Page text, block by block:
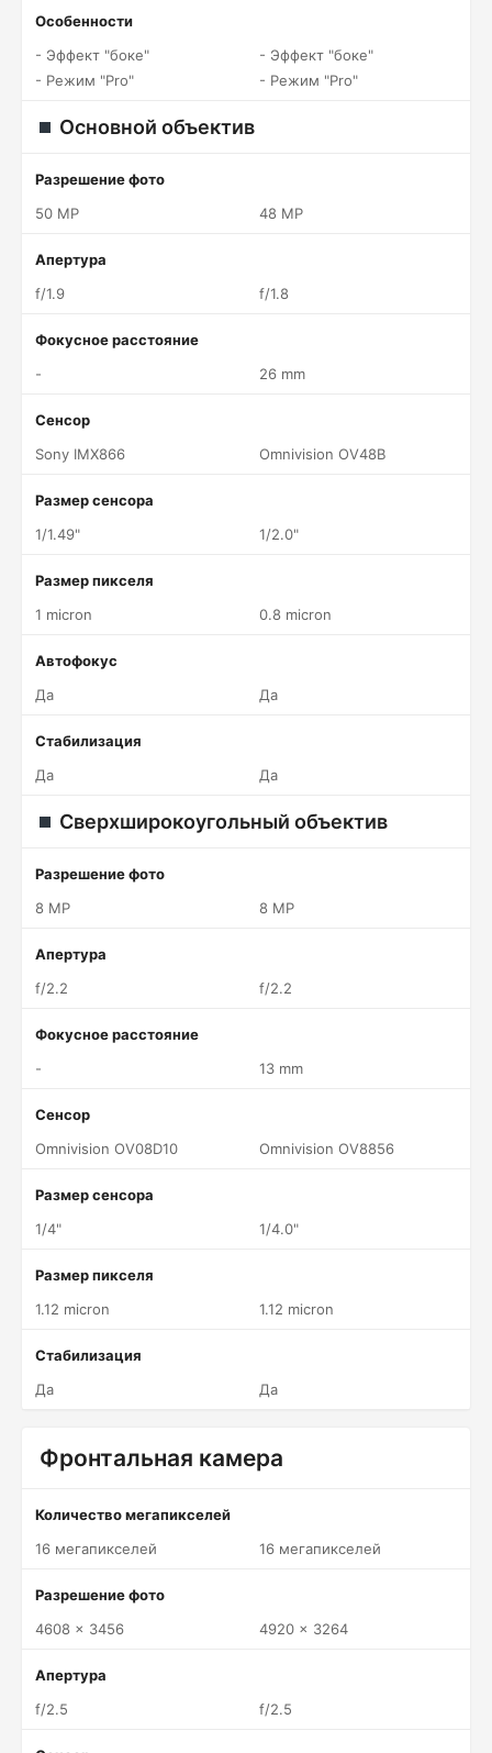
Особенности
- Эффект "боке"
- Режим "Pro"
- Эффект "боке"
- Режим "Pro"
Основной объектив
Разрешение фото
50 MP
48 MP
Апертура
f/1.9
f/1.8
Фокусное расстояние
-
26 mm
Сенсор
Sony IMX866
Omnivision OV48B
Размер сенсора
1/1.49"
1/2.0"
Размер пикселя
1 micron
0.8 micron
Автофокус
Да
Да
Стабилизация
Да
Да
Сверхширокоугольный объектив
Разрешение фото
8 MP
8 MP
Апертура
f/2.2
f/2.2
Фокусное расстояние
-
13 mm
Сенсор
Omnivision OV08D10
Omnivision OV8856
Размер сенсора
1/4"
1/4.0"
Размер пикселя
1.12 micron
1.12 micron
Стабилизация
Да
Да
Фронтальная камера
Количество мегапикселей
16 мегапикселей
16 мегапикселей
Разрешение фото
4608 x 3456
4920 x 3264
Апертура
f/2.5
f/2.5